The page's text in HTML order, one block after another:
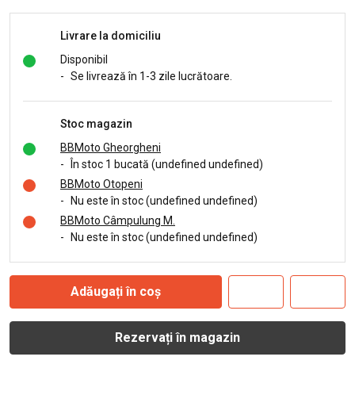
Livrare la domiciliu
Disponibil
- Se livrează în 1-3 zile lucrătoare.
Stoc magazin
BBMoto Gheorgheni
-
În stoc 1 bucată (undefined undefined)
BBMoto Otopeni
-
Nu este în stoc (undefined undefined)
BBMoto Câmpulung M.
-
Nu este în stoc (undefined undefined)
Adăugați în coș
Rezervați în magazin